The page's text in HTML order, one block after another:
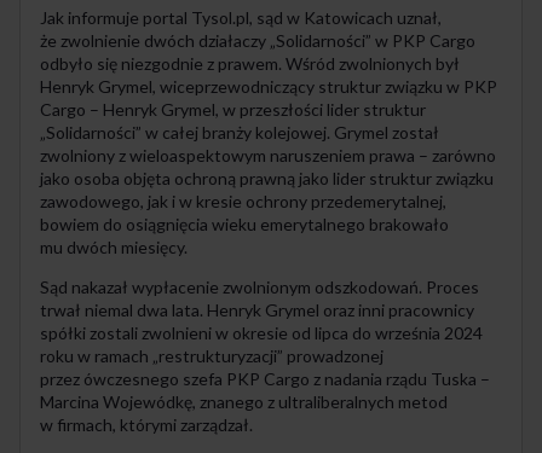
Jak informuje portal Tysol.pl, sąd w Katowicach uznał,
że zwolnienie dwóch działaczy „Solidarności” w PKP Cargo
odbyło się niezgodnie z prawem. Wśród zwolnionych był
Henryk Grymel, wiceprzewodniczący struktur związku w PKP
Cargo – Henryk Grymel, w przeszłości lider struktur
„Solidarności” w całej branży kolejowej. Grymel został
zwolniony z wieloaspektowym naruszeniem prawa – zarówno
jako osoba objęta ochroną prawną jako lider struktur związku
zawodowego, jak i w kresie ochrony przedemerytalnej,
bowiem do osiągnięcia wieku emerytalnego brakowało
mu dwóch miesięcy.
Sąd nakazał wypłacenie zwolnionym odszkodowań. Proces
trwał niemal dwa lata. Henryk Grymel oraz inni pracownicy
spółki zostali zwolnieni w okresie od lipca do września 2024
roku w ramach „restrukturyzacji” prowadzonej
przez ówczesnego szefa PKP Cargo z nadania rządu Tuska –
Marcina Wojewódkę, znanego z ultraliberalnych metod
w firmach, którymi zarządzał.